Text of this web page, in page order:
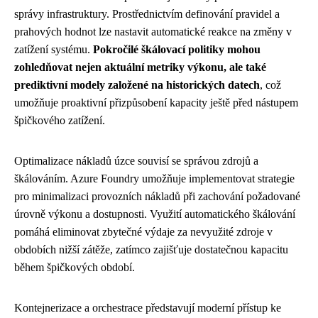
správy infrastruktury. Prostřednictvím definování pravidel a
prahových hodnot lze nastavit automatické reakce na změny v
zatížení systému. Pokročilé škálovací politiky mohou
zohledňovat nejen aktuální metriky výkonu, ale také
prediktivní modely založené na historických datech, což
umožňuje proaktivní přizpůsobení kapacity ještě před nástupem
špičkového zatížení.
Optimalizace nákladů úzce souvisí se správou zdrojů a
škálováním. Azure Foundry umožňuje implementovat strategie
pro minimalizaci provozních nákladů při zachování požadované
úrovně výkonu a dostupnosti. Využití automatického škálování
pomáhá eliminovat zbytečné výdaje za nevyužité zdroje v
obdobích nižší zátěže, zatímco zajišťuje dostatečnou kapacitu
během špičkových období.
Kontejnerizace a orchestrace představují moderní přístup ke